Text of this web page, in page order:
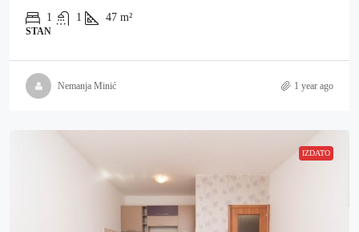
1
1 47 m²
STAN
Nemanja Minić 1 year ago
IZDATO